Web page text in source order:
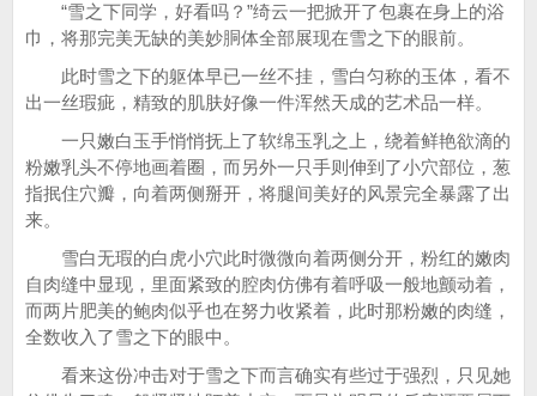
“雪之下同学，好看吗？”绮云一把掀开了包裹在身上的浴
巾，将那完美无缺的美妙胴体全部展现在雪之下的眼前。
此时雪之下的躯体早已一丝不挂，雪白匀称的玉体，看不
出一丝瑕疵，精致的肌肤好像一件浑然天成的艺术品一样。
一只嫩白玉手悄悄抚上了软绵玉乳之上，绕着鲜艳欲滴的
粉嫩乳头不停地画着圈，而另外一只手则伸到了小穴部位，葱
指抿住穴瓣，向着两侧掰开，将腿间美好的风景完全暴露了出
来。
雪白无瑕的白虎小穴此时微微向着两侧分开，粉红的嫩肉
自肉缝中显现，里面紧致的腔肉仿佛有着呼吸一般地颤动着，
而两片肥美的鲍肉似乎也在努力收紧着，此时那粉嫩的肉缝，
全数收入了雪之下的眼中。
看来这份冲击对于雪之下而言确实有些过于强烈，只见她